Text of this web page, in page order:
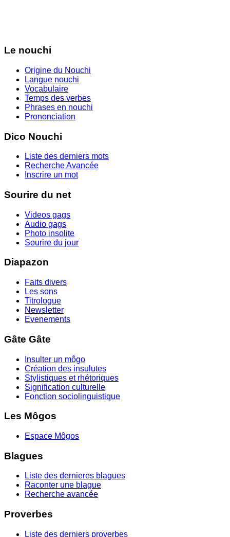
Le nouchi
Origine du Nouchi
Langue nouchi
Vocabulaire
Temps des verbes
Phrases en nouchi
Prononciation
Dico Nouchi
Liste des derniers mots
Recherche Avancée
Inscrire un mot
Sourire du net
Videos gags
Audio gags
Photo insolite
Sourire du jour
Diapazon
Faits divers
Les sons
Titrologue
Newsletter
Evenements
Gâte Gâte
Insulter un môgo
Création des insulutes
Stylistiques et rhétoriques
Signification culturelle
Fonction sociolinguistique
Les Môgos
Espace Môgos
Blagues
Liste des dernieres blagues
Raconter une blague
Recherche avancée
Proverbes
Liste des derniers proverbes